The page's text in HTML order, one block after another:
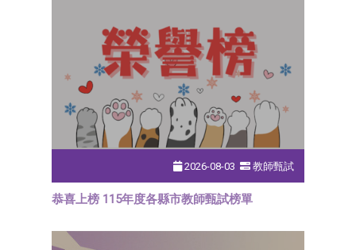
2026-08-03 教師甄試
恭喜上榜 115年度各縣市教師甄試榜單